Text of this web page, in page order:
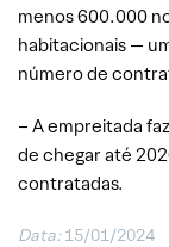
menos 600.000
habitacionais —
número de
– A empreitada
de chegar até
contratadas.
Data: 15/01/2024